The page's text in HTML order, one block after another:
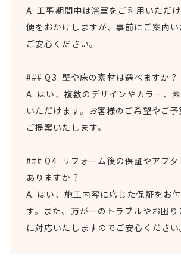
A. 工事期間中は浴室をご利用いただ
便をおかけしますが、事前にご案内
ご安心ください。
### Q3. 壁や床の素材は選べますか？
A. はい、複数のデザインやカラー、
いただけます。お客様のご希望やご予
ご提案いたします。
### Q4. リフォーム後の保証やアフ
ありますか？
A. はい、施工内容に応じた保証をお
す。また、万が一のトラブルやお困
に対応いたしますのでご安心ください